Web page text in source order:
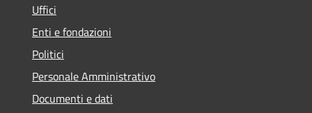
Uffici
Enti e fondazioni
Politici
Personale Amministrativo
Documenti e dati